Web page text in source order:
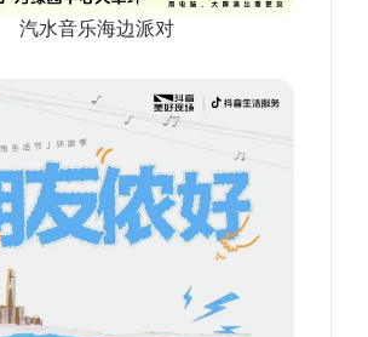
汽水音乐海边派对